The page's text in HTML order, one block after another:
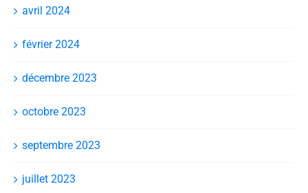
avril 2024
février 2024
décembre 2023
octobre 2023
septembre 2023
juillet 2023